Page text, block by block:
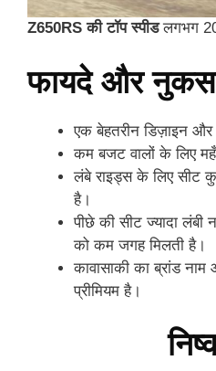
Z650RS की टॉप स्पीडलगभग
फायदे और
एक बेहतरीन डिज़ाइन और
कम बजट वालों के लिए
लंबे राइड्स के लिए सीट
है।
पीछे की सीट ज्यादा लंबी
को कम जगह मिलती है।
कावासाकी का ब्रांड
प्रीमियम है।